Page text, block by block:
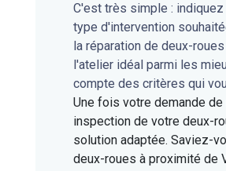
C'est très simple :
type d'intervention
la réparation de deux-
l'atelier idéal parmi les
compte des critères qui
Une fois votre demande
inspection de votre deux-
solution adaptée. Saviez-
deux-roues à proximité de